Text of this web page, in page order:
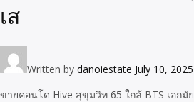
เส
Written by danoiestate July 10, 2025
ขายคอนโด Hive สุขุมวิท 65 ใกล้ BTS เอกมัย